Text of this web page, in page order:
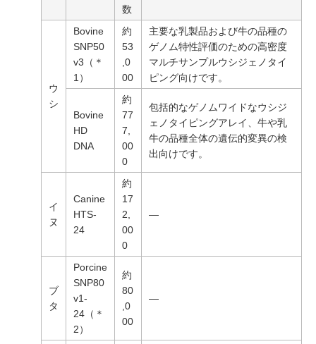
数
ウ
シ
Bovine
SNP50
v3（＊
1）
約
53
,0
00
主要な乳製品および牛の品種の
ゲノム特性評価のための高密度
マルチサンプルウシジェノタイ
ピング向けです。
Bovine
HD
DNA
約
77
7,
00
0
包括的なゲノムワイドなウシジ
ェノタイピングアレイ、牛や乳
牛の品種全体の遺伝的変異の検
出向けです。
イ
ヌ
Canine
HTS-
24
約
17
2,
00
0
―
ブ
タ
Porcine
SNP80
v1-
24（＊
2）
約
80
,0
00
―